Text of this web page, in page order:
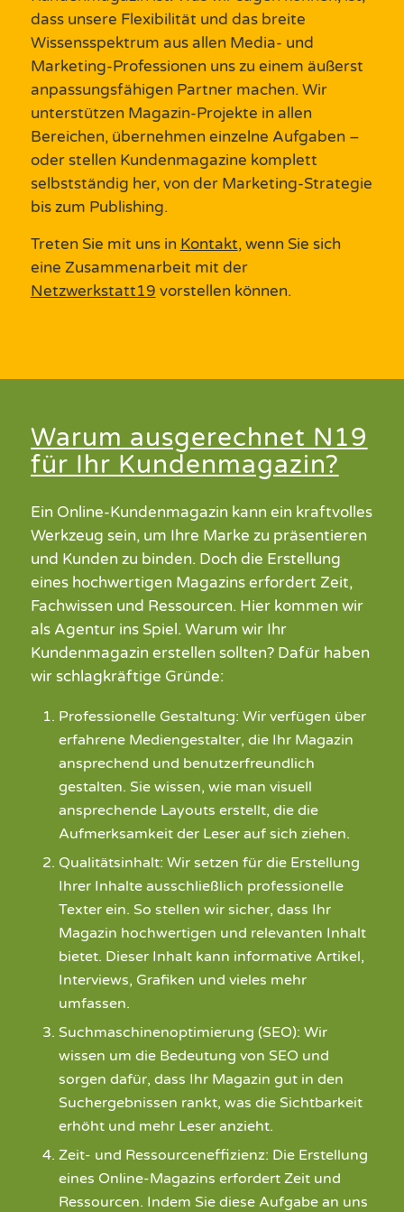
dass unsere Flexibilität und das breite
Wissensspektrum aus allen Media- und
Marketing-Professionen uns zu einem äußerst
anpassungsfähigen Partner machen. Wir
unterstützen Magazin-Projekte in allen
Bereichen, übernehmen einzelne Aufgaben –
oder stellen Kundenmagazine komplett
selbstständig her, von der Marketing-Strategie
bis zum Publishing.
Treten Sie mit uns in Kontakt, wenn Sie sich
eine Zusammenarbeit mit der
Netzwerkstatt19 vorstellen können.
Warum ausgerechnet N19
für Ihr Kundenmagazin?
Ein Online-Kundenmagazin kann ein kraftvolles
Werkzeug sein, um Ihre Marke zu präsentieren
und Kunden zu binden. Doch die Erstellung
eines hochwertigen Magazins erfordert Zeit,
Fachwissen und Ressourcen. Hier kommen wir
als Agentur ins Spiel. Warum wir Ihr
Kundenmagazin erstellen sollten? Dafür haben
wir schlagkräftige Gründe:
Professionelle Gestaltung: Wir verfügen über
erfahrene Mediengestalter, die Ihr Magazin
ansprechend und benutzerfreundlich
gestalten. Sie wissen, wie man visuell
ansprechende Layouts erstellt, die die
Aufmerksamkeit der Leser auf sich ziehen.
Qualitätsinhalt: Wir setzen für die Erstellung
Ihrer Inhalte ausschließlich professionelle
Texter ein. So stellen wir sicher, dass Ihr
Magazin hochwertigen und relevanten Inhalt
bietet. Dieser Inhalt kann informative Artikel,
Interviews, Grafiken und vieles mehr
umfassen.
Suchmaschinenoptimierung (SEO): Wir
wissen um die Bedeutung von SEO und
sorgen dafür, dass Ihr Magazin gut in den
Suchergebnissen rankt, was die Sichtbarkeit
erhöht und mehr Leser anzieht.
Zeit- und Ressourceneffizienz: Die Erstellung
eines Online-Magazins erfordert Zeit und
Ressourcen. Indem Sie diese Aufgabe an uns